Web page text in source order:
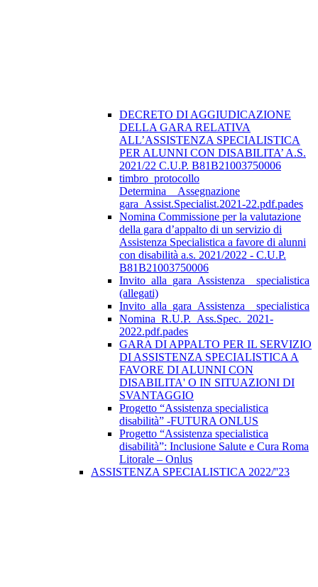
DECRETO DI AGGIUDICAZIONE
DELLA GARA RELATIVA
ALL’ASSISTENZA SPECIALISTICA
PER ALUNNI CON DISABILITA’ A.S.
2021/22 C.U.P. B81B21003750006
timbro_protocollo
Determina__Assegnazione
gara_Assist.Specialist.2021-22.pdf.pades
Nomina Commissione per la valutazione
della gara d’appalto di un servizio di
Assistenza Specialistica a favore di alunni
con disabilità a.s. 2021/2022 - C.U.P.
B81B21003750006
Invito_alla_gara_Assistenza__specialistica
(allegati)
Invito_alla_gara_Assistenza__specialistica
Nomina_R.U.P._Ass.Spec._2021-
2022.pdf.pades
GARA DI APPALTO PER IL SERVIZIO
DI ASSISTENZA SPECIALISTICA A
FAVORE DI ALUNNI CON
DISABILITA' O IN SITUAZIONI DI
SVANTAGGIO
Progetto “Assistenza specialistica
disabilità” -FUTURA ONLUS
Progetto “Assistenza specialistica
disabilità”: Inclusione Salute e Cura Roma
Litorale – Onlus
ASSISTENZA SPECIALISTICA 2022/''23